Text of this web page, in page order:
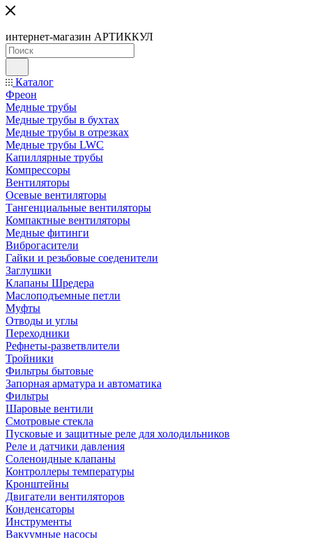
интернет-магазин АРТИККУЛ
Каталог
Фреон
Медные трубы
Медные трубы в бухтах
Медные трубы в отрезках
Медные трубы LWC
Капиллярные трубы
Компрессоры
Вентиляторы
Осевые вентиляторы
Тангенциальные вентиляторы
Компактные вентиляторы
Медные фитинги
Виброгасители
Гайки и резьбовые соеденители
Заглушки
Клапаны Шредера
Маслоподъемные петли
Муфты
Отводы и углы
Переходники
Рефнеты-разветвлители
Тройники
Фильтры бытовые
Запорная арматура и автоматика
Фильтры
Шаровые вентили
Смотровые стекла
Пусковые и защитные реле для холодильников
Реле и датчики давления
Соленоидные клапаны
Контроллеры температуры
Кронштейны
Двигатели вентиляторов
Конденсаторы
Инструменты
Вакуумные насосы